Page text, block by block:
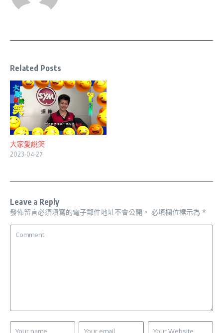
Related Posts
大家愛說笑
2023-04-27
Leave a Reply
發佈留言必須填寫的電子郵件地址不會公開。 必填欄位標示為 *